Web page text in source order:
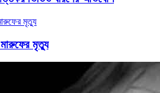
মারুফের মৃত্যু